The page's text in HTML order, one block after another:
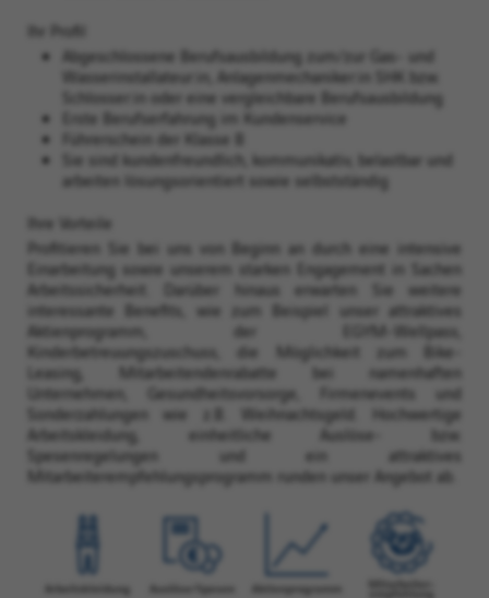
Ihr Profil
Abgeschlossene Berufsausbildung zum/zur Gas- und
Wasserinstallateur:in, Anlagenmechaniker:in SHK bzw.
Schlosser:in oder eine vergleichbare Berufsausbildung
Erste Berufserfahrung im Kundenservice
Führerschein der Klasse B
Sie sind kundenfreundlich, kommunikativ, belastbar und
arbeiten lösungsorientiert sowie selbstständig
Ihre Vorteile
Profitieren Sie bei uns von Beginn an durch eine intensive
Einarbeitung sowie unserem starken Engagement in Sachen
Arbeitssicherheit. Darüber hinaus erwarten Sie weitere
interessante Benefits, wie zum Beispiel unser attraktives
Aktienprogramm, der EGYM-Wellpass,
Kinderbetreuungszuschuss, die Möglichkeit zum Bike-
Leasing, Mitarbeitendenrabatte bei namenhaften
Unternehmen, Gesundheitsvorsorge, Firmenevents und
Sonderzahlungen wie z.B. Weihnachtsgeld. Hochwertige
Arbeitskleidung, einheitliche Auslöse- bzw.
Spesenregelungen und ein attraktives
Mitarbeiterempfehlungsprogramm runden unser Angebot ab.